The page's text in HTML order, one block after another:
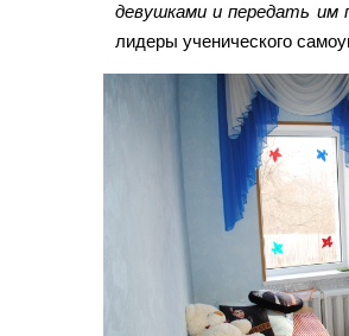
девушками и передать им
лидеры ученического